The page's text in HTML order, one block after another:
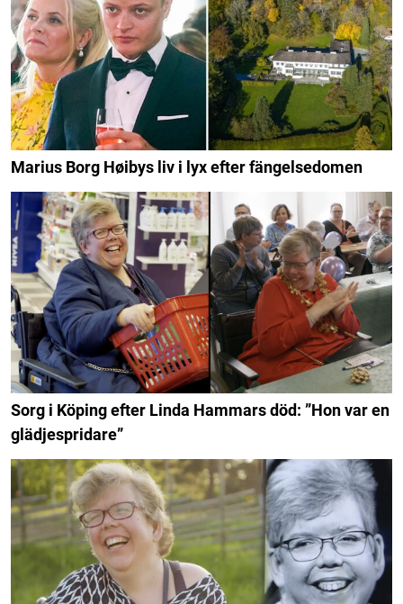
Marius Borg Høibys liv i lyx efter fängelsedomen
Sorg i Köping efter Linda Hammars död: ”Hon var en
glädjespridare”